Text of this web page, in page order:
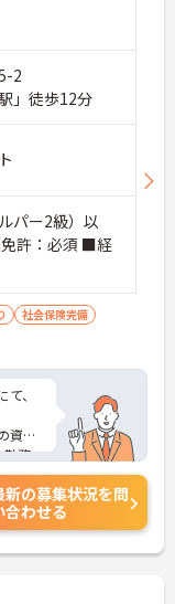
2
」徒歩12分
パー2級）以
許：必須 ■経
社会保険完備
、
資格
勤務
こと
で、
新の募集状況を問
合わせる